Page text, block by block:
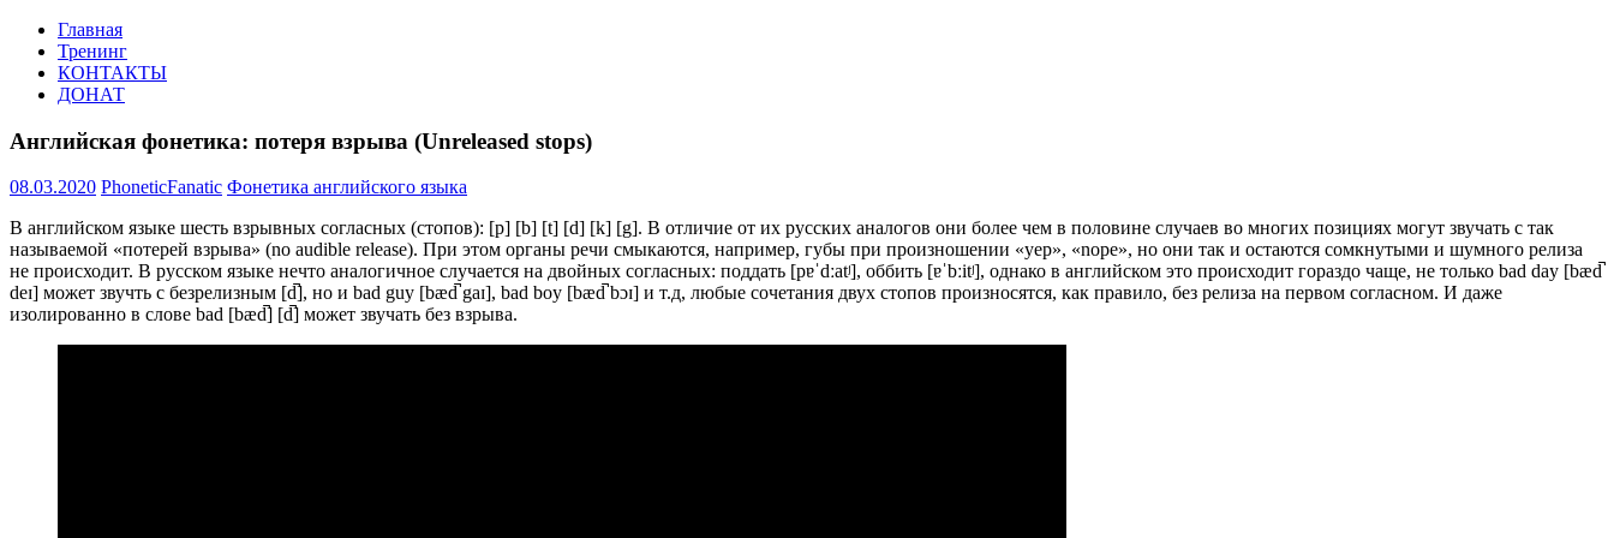
Перейти
содержимому
PHONETIC-
FANATIC.RU
Английская
фонетика
Главная
Тренинг
КОНТАКТЫ
ДОНАТ
Английская фонетика: потеря взрыва (Unreleased stops)
08.03.2020 PhoneticFanatic Фонетика английского языка
В английском языке шесть взрывных согласных (стопов): [p] [b] [t] [d] [k] [g]. В отличие от их русских аналогов они более чем в половине случаев во многих позициях могут звучать с так
называемой «потерей взрыва» (no audible release). При этом органы речи смыкаются, например, губы при произношении «yep», «nope», но они так и остаются сомкнутыми и шумного релиза
не происходит. В русском языке нечто аналогичное случается на двойных согласных: поддать [pɐˈdːatʲ], оббить [ɐˈbːitʲ], однако в английском это происходит гораздо чаще, не только bad day [bæd̚
deɪ] может звучть с безрелизным [d̚], но и bad guy [bæd̚ gaɪ], bad boy [bæd̚ bɔɪ] и т.д, любые сочетания двух стопов произносятся, как правило, без релиза на первом согласном. И даже
изолированно в слове bad [bæd̚] [d̚] может звучать без взрыва.